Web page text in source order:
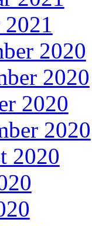
2020
2020
2020
2020
2020